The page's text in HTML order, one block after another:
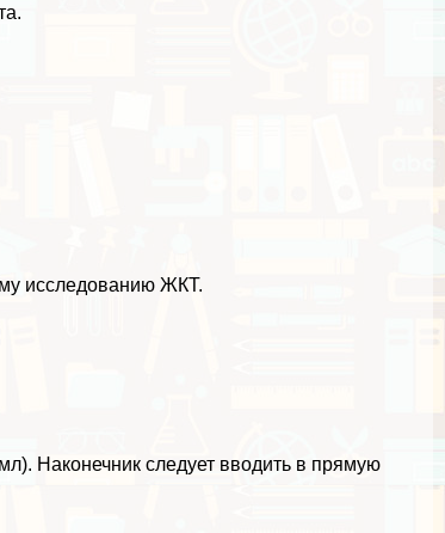
исследованию ЖКТ.
Наконечник следует вводить в прямую